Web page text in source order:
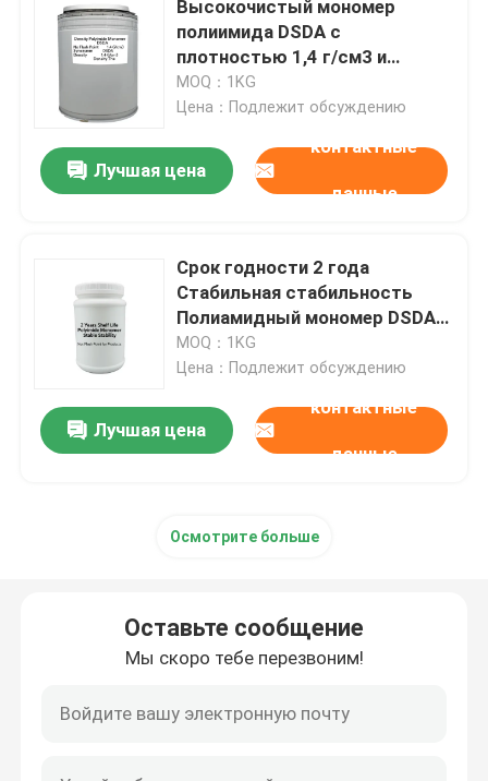
Особенные химикаты
Высокочистый мономер
полиимида DSDA с
плотностью 1,4 г/см3 и
температурой плавления 300-
310°C для синтеза смолы
MOQ：1KG
Цена：Подлежит обсуждению
Лучшая цена
контактные
данные
Срок годности 2 года
Стабильная стабильность
Полиамидный мономер DSDA
без точки вспышки для
высокопроизводительных
MOQ：1KG
Цена：Подлежит обсуждению
Лучшая цена
контактные
данные
Осмотрите больше
Оставьте сообщение
Мы скоро тебе перезвоним!